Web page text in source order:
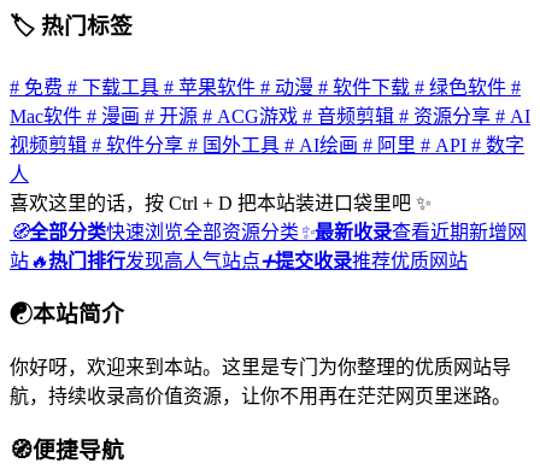
🏷 热门标签
# 免费 # 下载工具 # 苹果软件 # 动漫 # 软件下载 # 绿色软件 #
Mac软件 # 漫画 # 开源 # ACG游戏 # 音频剪辑 # 资源分享 # AI
视频剪辑 # 软件分享 # 国外工具 # AI绘画 # 阿里 # API # 数字
人
喜欢这里的话，按 Ctrl + D 把本站装进口袋里吧 ✨
🧭全部分类快速浏览全部资源分类✨最新收录查看近期新增网
站🔥热门排行发现高人气站点➕提交收录推荐优质网站
☯本站简介
你好呀，欢迎来到本站。这里是专门为你整理的优质网站导
航，持续收录高价值资源，让你不用再在茫茫网页里迷路。
🧭便捷导航